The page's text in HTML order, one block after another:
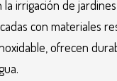
irrigación de
con materiales
ofrecen